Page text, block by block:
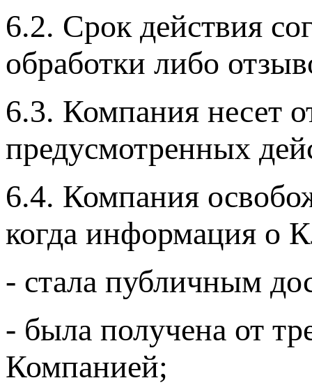
6.2. Срок действия
обработки либо
6.3. Компания несет
предусмотренных
6.4. Компания
когда информация о
- стала публичным
- была получена от
Компанией;